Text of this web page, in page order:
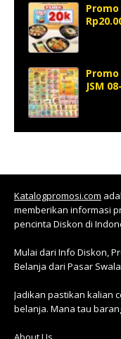
Promo
JSM
Katalogpromosi.com
memberikan informasi
pencinta Diskon di
Mulai dari Info Diskon,
Belanja dari Pasar
Jadikan pastikan kalian
belanja. Mana tau